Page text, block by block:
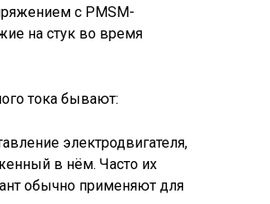
с PMSM-
на стук во время
тока бывают:
электродвигателя,
в нём. Часто их
обычно применяют для